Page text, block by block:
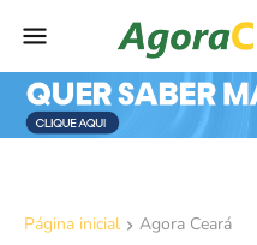
Página inicial Agora Ceará